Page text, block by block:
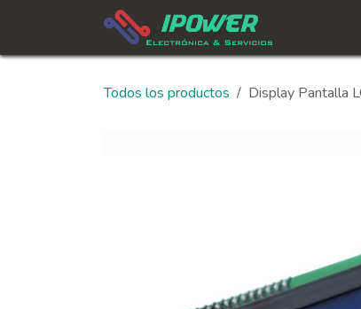
Todos los productos Display Pantalla